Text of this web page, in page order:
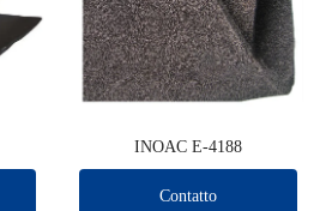
INOAC E-4188
Contatto